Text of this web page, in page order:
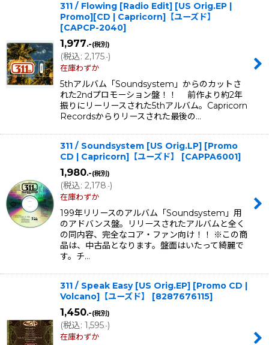
311 / Flowing [Radio Edit] [US Orig.EP |
Promo][CD | Capricorn]【ユーズド】
[CAPCP-2040]
1,977.-(税別)
(税込: 2,175.-)
在庫わずか
5thアルバム「Soundsystem」からのカットさ
れた2ndプロモーション盤！！ 前作より約2年
振りにリーリースされた5thアルバム。Capricorn
Recordsからりリースされた最後の…
311 / Soundsystem [US Orig.LP] [Promo
CD | Capricorn]【ユーズド】
[CAPPA6001]
1,980.-(税別)
(税込: 2,178.-)
在庫わずか
199年リリースのアルバム「Soundsystem」用
のアドバンス盤。リリースされたアルバムと全く
の同内容、完全なコア・ファン向け！！ ※この商
品は、中古品となります。盤面はいたって綺麗で
す。チ…
311 / Speak Easy [US Orig.EP] [Promo CD |
Volcano]【ユーズド】
[8287676115]
1,450.-(税別)
(税込: 1,595.-)
在庫わずか